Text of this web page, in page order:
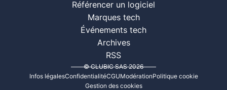
Référencer un logiciel
Marques tech
Événements tech
Archives
RSS
© CLUBIC SAS 2026
Infos légalesConfidentialitéCGUModérationPolitique cookie
Gestion des cookies